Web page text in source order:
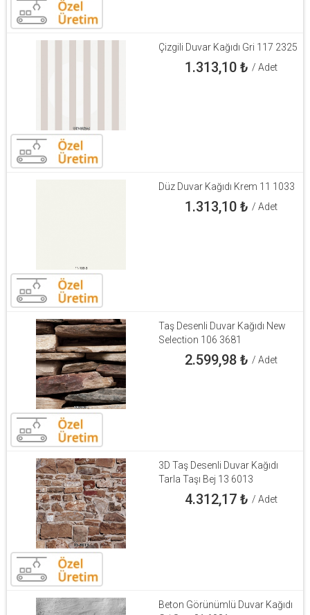
Çizgili Duvar Kağıdı Gri 117 2325
1.313,10₺ / Adet
Düz Duvar Kağıdı Krem 11 1033
1.313,10₺ / Adet
Taş Desenli Duvar Kağıdı New
Selection 106 3681
2.599,98₺ / Adet
3D Taş Desenli Duvar Kağıdı
Tarla Taşı Bej 13 6013
4.312,17₺ / Adet
Beton Görünümlü Duvar Kağıdı